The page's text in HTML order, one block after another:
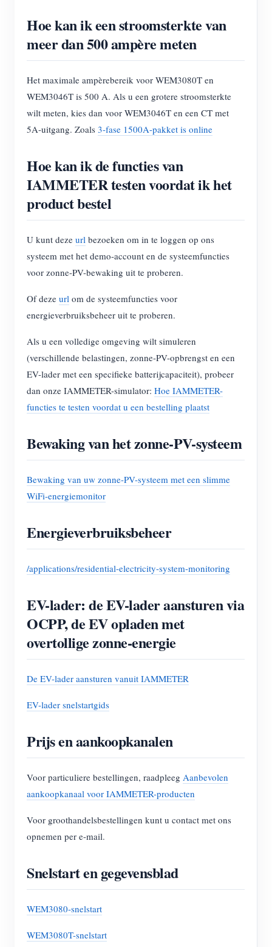
Hoe kan ik een stroomsterkte van
meer dan 500 ampère meten
Het maximale ampèrebereik voor WEM3080T en
WEM3046T is 500 A. Als u een grotere stroomsterkte
wilt meten, kies dan voor WEM3046T en een CT met
5A-uitgang. Zoals 3-fase 1500A-pakket is online
Hoe kan ik de functies van
IAMMETER testen voordat ik het
product bestel
U kunt deze url bezoeken om in te loggen op ons
systeem met het demo-account en de systeemfuncties
voor zonne-PV-bewaking uit te proberen.
Of deze url om de systeemfuncties voor
energieverbruiksbeheer uit te proberen.
Als u een volledige omgeving wilt simuleren
(verschillende belastingen, zonne-PV-opbrengst en een
EV-lader met een specifieke batterijcapaciteit), probeer
dan onze IAMMETER-simulator: Hoe IAMMETER-
functies te testen voordat u een bestelling plaatst
Bewaking van het zonne-PV-systeem
Bewaking van uw zonne-PV-systeem met een slimme
WiFi-energiemonitor
Energieverbruiksbeheer
/applications/residential-electricity-system-monitoring
EV-lader: de EV-lader aansturen via
OCPP, de EV opladen met
overtollige zonne-energie
De EV-lader aansturen vanuit IAMMETER
EV-lader snelstartgids
Prijs en aankoopkanalen
Voor particuliere bestellingen, raadpleeg Aanbevolen
aankoopkanaal voor IAMMETER-producten
Voor groothandelsbestellingen kunt u contact met ons
opnemen per e-mail.
Snelstart en gegevensblad
WEM3080-snelstart
WEM3080T-snelstart